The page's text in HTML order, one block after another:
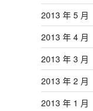
2013 年 5 月
2013 年 4 月
2013 年 3 月
2013 年 2 月
2013 年 1 月